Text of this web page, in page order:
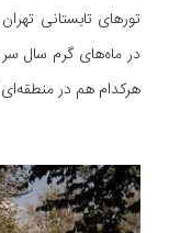
تورهای تابستانی
در ماه‌های گرم سال
هرکدام هم در